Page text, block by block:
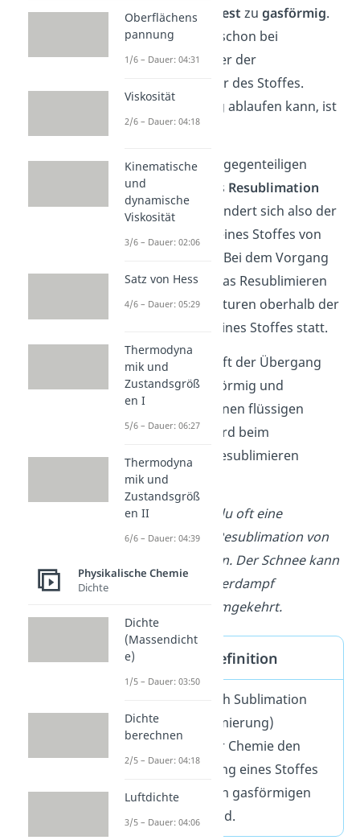
Aggregatzustand
festzugasförmig.
Das passiert auch schon bei
Temperaturen unter der
Schmelztemperatur des Stoffes.
Damit der Vorgang ablaufen kann, ist
Wärme nötig.
Dazu gibt es einen gegenteiligen
Prozess, den du als Resublimation
bezeichnest. Hier ändert sich also der
Aggregatzustand eines Stoffes von
. Bei dem Vorgang
wirdWärmefrei. Das Resublimieren
findet bei Temperaturen oberhalb der
Siedetemperatur eines Stoffes statt.
Normalerweise läuft der Übergang
von fest nach gasförmig und
umgekehrt über einen flüssigen
Zustand ab.Der wird beim
Sublimieren und Resublimieren
übersprungen.
Im Winter kannst du oft eine
Sublimation bzw. Resublimation von
Wasser beobachten. Der Schnee kann
sich direkt in Wasserdampf
umwandeln und umgekehrt.
Sublimieren Definition
Sublimieren (auch Sublimation
und selten Sublimierung)
bezeichnet in der Chemie den
direkten Übergang eines Stoffes
vom festen in den gasförmigen
Aggregatszustand.
Oberflächens
pannung
1/6 – Dauer: 04:31
Viskosität
2/6 – Dauer: 04:18
Kinematische
und
dynamische
Viskosität
3/6 – Dauer: 02:06
Satz von Hess
4/6 – Dauer: 05:29
Thermodyna
mik und
Zustandsgröß
en I
5/6 – Dauer: 06:27
Thermodyna
mik und
Zustandsgröß
en II
6/6 – Dauer: 04:39
Physikalische Chemie
Dichte
Dichte
(Massendicht
e)
1/5 – Dauer: 03:50
Dichte
berechnen
2/5 – Dauer: 04:18
Luftdichte
3/5 – Dauer: 04:06